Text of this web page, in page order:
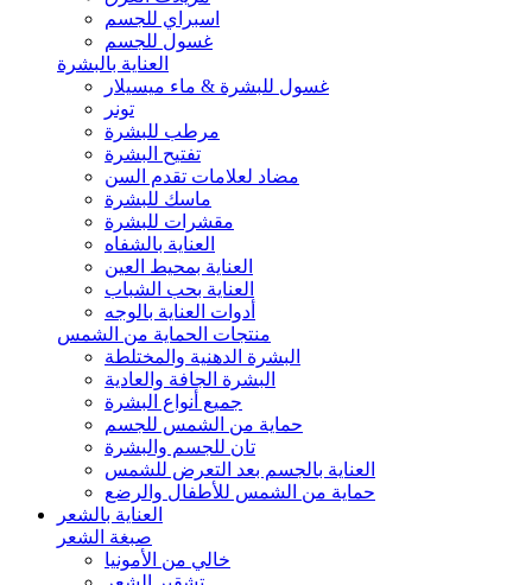
اسبراي للجسم
غسول للجسم
العناية بالبشرة
غسول للبشرة & ماء ميسيلار
تونر
مرطب للبشرة
تفتيح البشرة
مضاد لعلامات تقدم السن
ماسك للبشرة
مقشرات للبشرة
العناية بالشفاه
العناية بمحيط العين
العناية بحب الشباب
أدوات العناية بالوجه
منتجات الحماية من الشمس
البشرة الدهنية والمختلطة
البشرة الجافة والعادية
جميع أنواع البشرة
حماية من الشمس للجسم
تان للجسم والبشرة
العناية بالجسم بعد التعرض للشمس
حماية من الشمس للأطفال والرضع
العناية بالشعر
صبغة الشعر
خالي من الأمونيا